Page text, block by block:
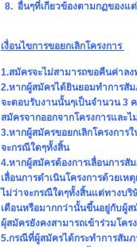
8. อื่นๆที่เกียวข้องตามกฏของแ
เงื่อนไขการขอยกเลิกโครงการ
1.สมัครจะไม่สามารถขอคืนค่าล
2.หากผู้สมัครได้ยินยอมทำการสั
จะตอบรับงานนั้นๆเป็นจำนวน 3
สมัครจากออกจากโครงการและ
3.หากผู้สมัครขอยกเลิกโครงการ
จะกรณีใดๆทั้งสิ้น
4.หากผู้สมัครต้องการเลื่อนการ
เลื่อนการดำเนินโครงการด้วยเ
ไม่ว่าจะกรณีใดๆทั้งสิ้นแต่ทางบริ
เดือนหรือมากกว่านั้นขึ้นอยู่กับผู้
ผุ้สมัครยังคงสามารถเข้าร่วมโคร
5.กรณีที่ผู้สมัครได้กระทำการสัม